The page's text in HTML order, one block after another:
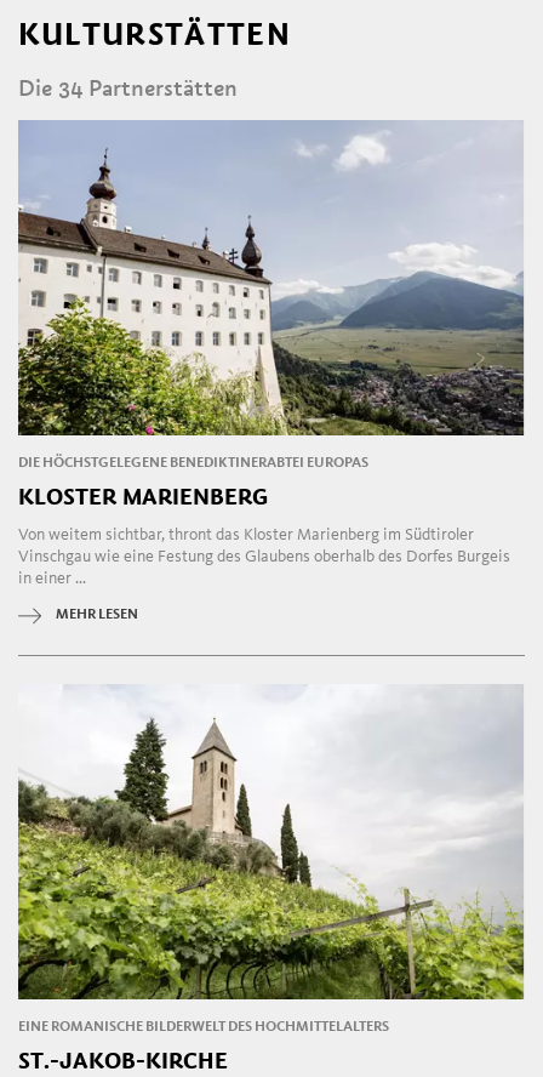
KULTURSTÄTTEN
Die 34 Partnerstätten
DIE HÖCHSTGELEGENE BENEDIKTINERABTEI EUROPAS
KLOSTER MARIENBERG
Von weitem sichtbar, thront das Kloster Marienberg im Südtiroler
Vinschgau wie eine Festung des Glaubens oberhalb des Dorfes Burgeis
in einer ...
MEHR LESEN
EINE ROMANISCHE BILDERWELT DES HOCHMITTELALTERS
ST.-JAKOB-KIRCHE